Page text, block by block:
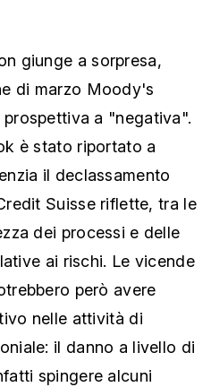
giunge a sorpresa,
di marzo Moody's
a "negativa".
è stato riportato a
il declassamento
Suisse riflette, tra le
dei processi e delle
ai rischi. Le vicende
però avere
nelle attività di
il danno a livello di
spingere alcuni